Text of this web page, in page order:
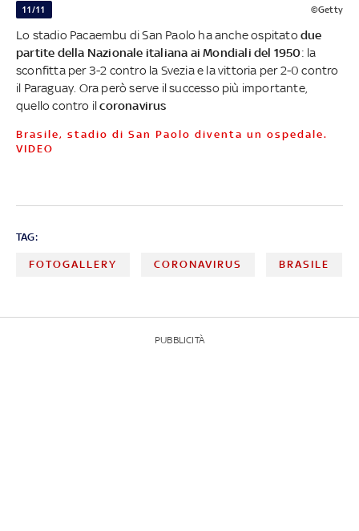
11/11 ©Getty
Lo stadio Pacaembu di San Paolo ha anche ospitato due
partite della Nazionale italiana ai Mondiali del 1950: la
sconfitta per 3-2 contro la Svezia e la vittoria per 2-0 contro
il Paraguay. Ora però serve il successo più importante,
quello contro ilcoronavirus
Brasile, stadio di San Paolo diventa un ospedale.
VIDEO
TAG:
FOTOGALLERY CORONAVIRUS BRASILE
PUBBLICITÀ